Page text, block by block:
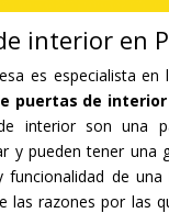
interior en
es especialista en
puertas de
interior son una
y pueden tener una
funcionalidad de una
las razones por las